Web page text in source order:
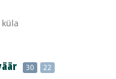
30 22